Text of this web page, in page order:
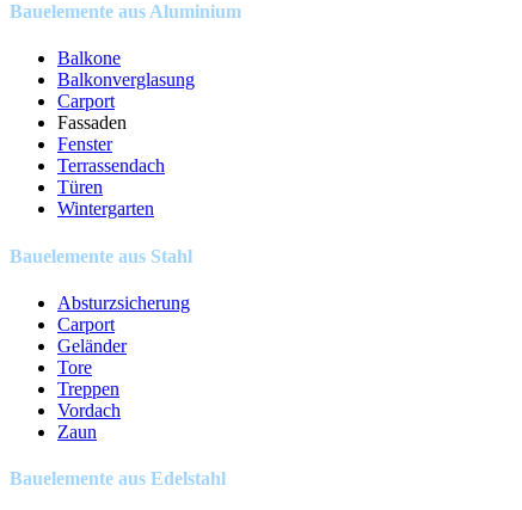
Bauelemente aus Aluminium
Balkone
Balkonverglasung
Carport
Fassaden
Fenster
Terrassendach
Türen
Wintergarten
Bauelemente aus Stahl
Absturzsicherung
Carport
Geländer
Tore
Treppen
Vordach
Zaun
Bauelemente aus Edelstahl